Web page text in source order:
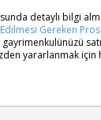
detaylı bilgi
Gereken
gayrimenkulünüzü
yararlanmak için